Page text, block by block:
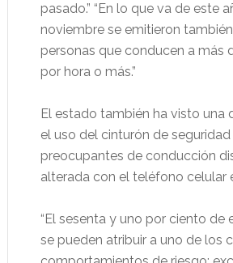
pasado.” “En lo que va de este
noviembre se emitieron también
personas que conducen a más
por hora o más.”
El estado también ha visto una
el uso del cinturón de
preocupantes de conducción
alterada con el teléfono celular
“El sesenta y uno por ciento de
se pueden atribuir a uno de los